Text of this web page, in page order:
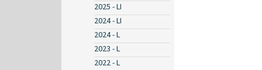
2025 - LI
2024 - LI
2024 - L
2023 - L
2022 - L